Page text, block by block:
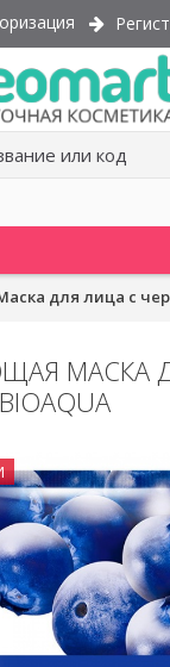
для лица с
МАСКА